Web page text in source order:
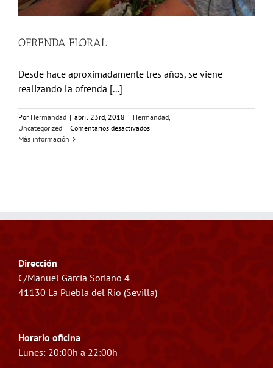
OFRENDA FLORAL
Desde hace aproximadamente tres años, se viene
realizando la ofrenda [...]
Por Hermandad | abril 23rd, 2018 | Hermandad
Uncategorized | Comentarios desactivadosen
FLORAL
Más información
Dirección
C/Manuel García Soriano 4
41130 La Puebla del Rio (Sevilla)
Horario oficina
Lunes: 20:00h a 22:00h